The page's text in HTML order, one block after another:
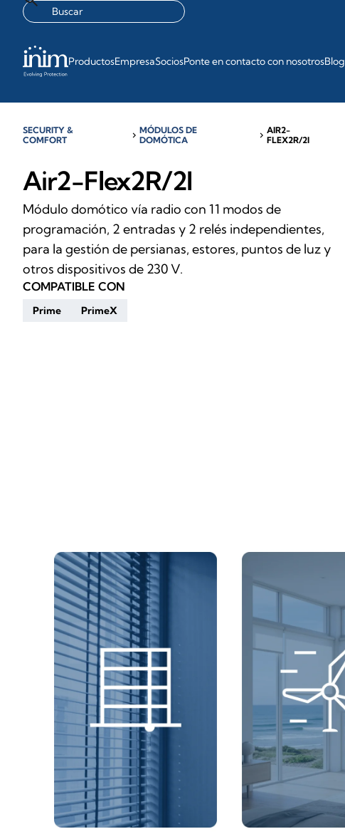
ProductosEmpresaSociosPonte en contacto con nosotrosBlog
SECURITY &
COMFORT
chevron_right MÓDULOS DE
DOMÓTICA
chevron_rightAIR2-
FLEX2R/2I
Air2-Flex2R/2I
Módulo domótico vía radio con 11 modos de
programación, 2 entradas y 2 relés independientes,
para la gestión de persianas, estores, puntos de luz y
otros dispositivos de 230 V.
COMPATIBLE CON
Prime PrimeX